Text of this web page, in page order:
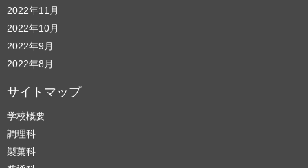
2022年11月
2022年10月
2022年9月
2022年8月
サイトマップ
学校概要
調理科
製菓科